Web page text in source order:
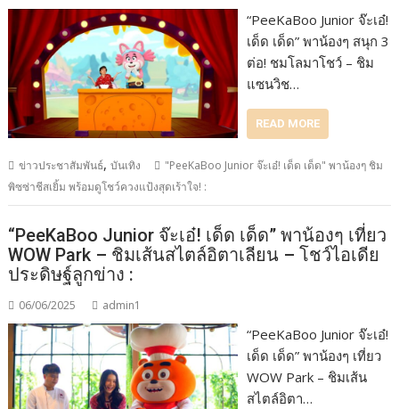
“PeeKaBoo Junior จ๊ะเอ๋!
เด็ด เด็ด” พาน้องๆ สนุก 3
ต่อ! ชมโลมาโชว์ – ชิม
แซนวิช…
READ MORE
ข่าวประชาสัมพันธ์,บันเทิง
"PeeKaBoo Junior จ๊ะเอ๋! เด็ด เด็ด" พาน้องๆ ชิม
พิซซ่าชีสเยิ้ม พร้อมดูโชว์ควงแป้งสุดเร้าใจ! :
“PeeKaBoo Junior จ๊ะเอ๋! เด็ด เด็ด” พาน้องๆ เที่ยว
WOW Park – ชิมเส้นสไตล์อิตาเลียน – โชว์ไอเดีย
ประดิษฐ์ลูกข่าง :
06/06/2025 admin1
“PeeKaBoo Junior จ๊ะเอ๋!
เด็ด เด็ด” พาน้องๆ เที่ยว
WOW Park – ชิมเส้น
สไตล์อิตา…